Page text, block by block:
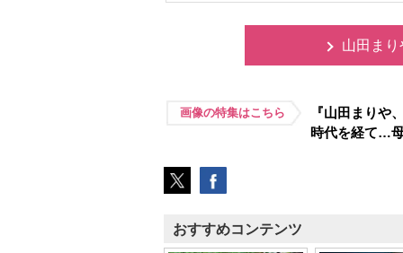
山田ま
画像の特集はこちら
『山田まりや
時代を経て…
おすすめコンテンツ